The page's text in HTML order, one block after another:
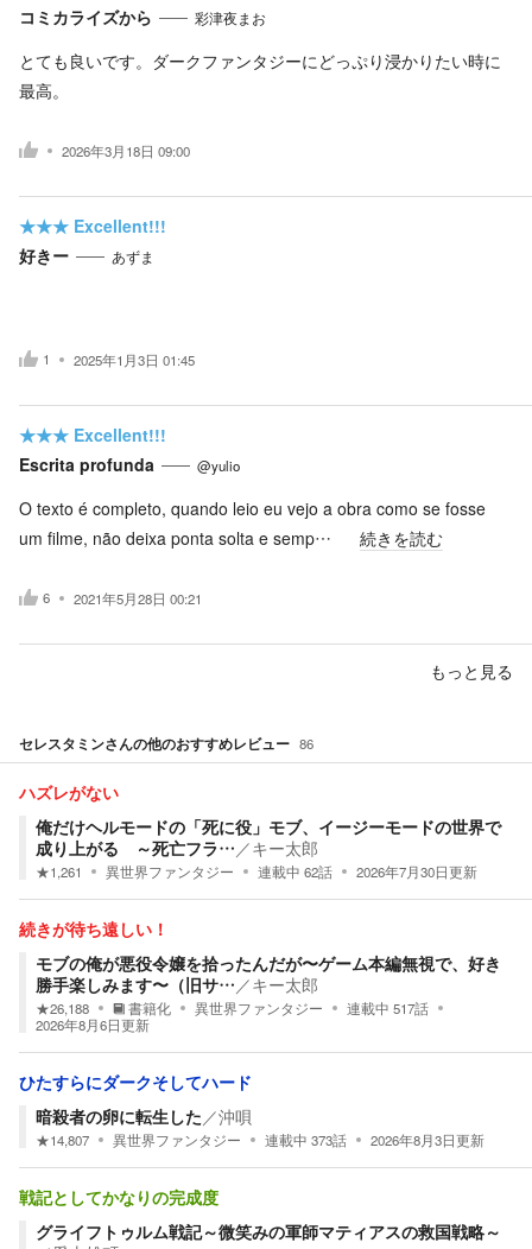
コミカライズから
彩津夜まお
とても良いです。ダークファンタジーにどっぷり浸かりたい時に
最高。
2026年3月18日 09:00
★★★ Excellent!!!
好きー
あずま
1 2025年1月3日 01:45
★★★ Excellent!!!
Escrita profunda
@yulio
O texto é completo, quando leio eu vejo a obra como se fosse
um filme, não deixa ponta solta e semp…
続きを読む
6 2021年5月28日 00:21
もっと見る
セレスタミンさんの他のおすすめレビュー 86
ハズレがない
俺だけヘルモードの「死に役」モブ、イージーモードの世界で
成り上がる ～死亡フラ… ／キー太郎
★1,261 異世界ファンタジー 連載中 62話 2026年7月30日更新
続きが待ち遠しい！
モブの俺が悪役令嬢を拾ったんだが〜ゲーム本編無視で、好き
勝手楽しみます〜（旧サ… ／キー太郎
★26,188 書籍化 異世界ファンタジー 連載中 517話
2026年8月6日更新
ひたすらにダークそしてハード
暗殺者の卵に転生した ／沖唄
★14,807 異世界ファンタジー 連載中 373話 2026年8月3日更新
戦記としてかなりの完成度
グライフトゥルム戦記～微笑みの軍師マティアスの救国戦略～